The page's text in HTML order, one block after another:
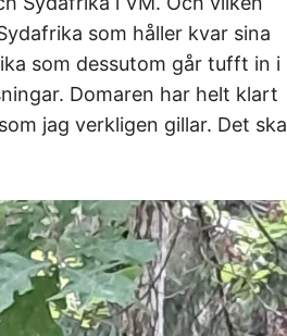
som håller kvar sina
som dessutom går tufft in i
Domaren har helt klart
jag verkligen gillar. Det ska